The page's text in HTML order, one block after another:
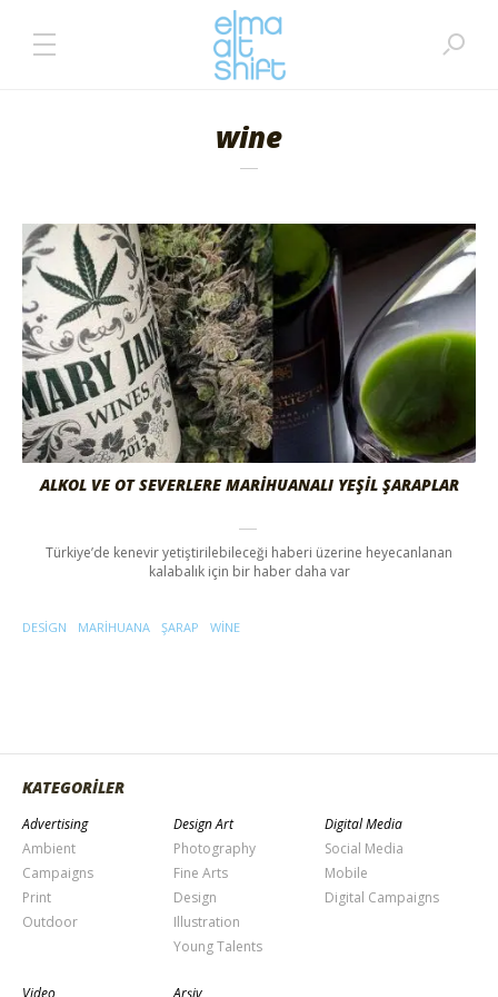
wine
ALKOL VE OT SEVERLERE MARİHUANALI YEŞİL ŞARAPLAR
Türkiye’de kenevir yetiştirilebileceği haberi üzerine heyecanlanan
kalabalık için bir haber daha var
DESIGN MARIHUANA ŞARAP WINE
KATEGORİLER
Advertising
Ambient
Campaigns
Print
Outdoor
Design Art
Photography
Fine Arts
Design
Illustration
Young Talents
Digital Media
Social Media
Mobile
Digital Campaigns
Video Arşiv